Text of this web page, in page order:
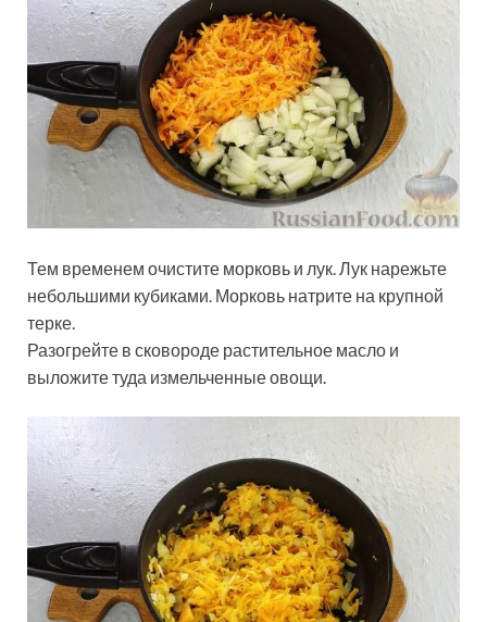
Тем временем очистите морковь и лук. Лук нарежьте
небольшими кубиками. Морковь натрите на крупной
терке.
Разогрейте в сковороде растительное масло и
выложите туда измельченные овощи.